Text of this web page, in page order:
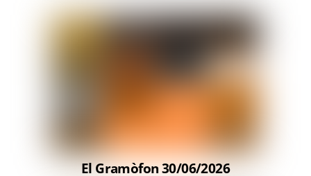
El Gramòfon 30/06/2026